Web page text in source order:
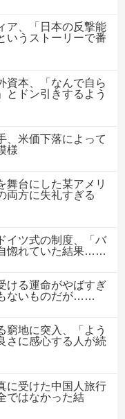
ア、「日本の反撃能
いうストーリーで番
資本、「なんで自ら
とドン引きするよう
、米価下落によって
様
舞台にした某アメリ
両方に失礼すぎる
イツ式の制度、「バ
惚れていた結果……
ける運命がやばすぎ
ないものだが……
窮地に突入、「よう
さに感心する人が続
に受けた中国人旅行
ではなかった結